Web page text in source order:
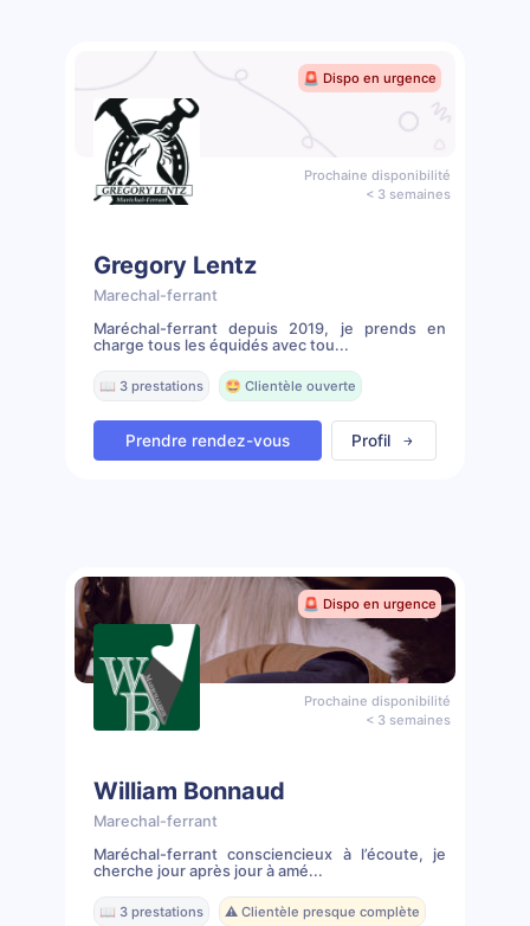
🚨 Dispo en urgence
Prochaine disponibilité
< 3 semaines
Gregory Lentz
Marechal-ferrant
Maréchal-ferrant depuis 2019, je prends en
charge tous les équidés avec tou...
📖 3 prestations 🤩 Clientèle ouverte
Prendre rendez-vous Profil
🚨 Dispo en urgence
Prochaine disponibilité
< 3 semaines
William Bonnaud
Marechal-ferrant
Maréchal-ferrant consciencieux à l’écoute, je
cherche jour après jour à amé...
📖 3 prestations ⚠️ Clientèle presque complète